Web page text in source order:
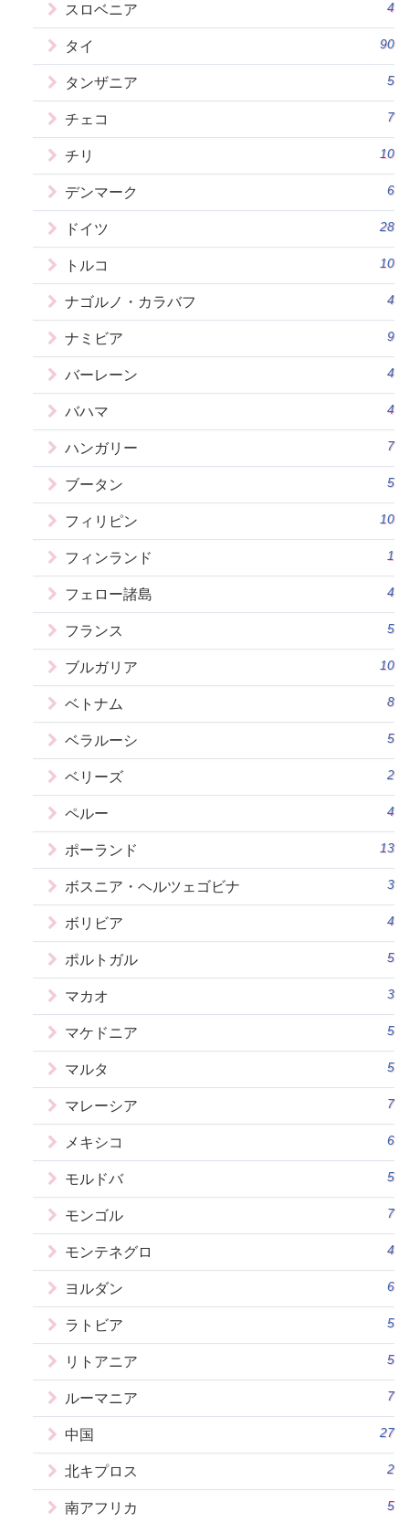
スロベニア 4
タイ 90
タンザニア 5
チェコ 7
チリ 10
デンマーク 6
ドイツ 28
トルコ 10
ナゴルノ・カラバフ 4
ナミビア 9
バーレーン 4
バハマ 4
ハンガリー 7
ブータン 5
フィリピン 10
フィンランド 1
フェロー諸島 4
フランス 5
ブルガリア 10
ベトナム 8
ベラルーシ 5
ベリーズ 2
ペルー 4
ポーランド 13
ボスニア・ヘルツェゴビナ 3
ボリビア 4
ポルトガル 5
マカオ 3
マケドニア 5
マルタ 5
マレーシア 7
メキシコ 6
モルドバ 5
モンゴル 7
モンテネグロ 4
ヨルダン 6
ラトビア 5
リトアニア 5
ルーマニア 7
中国 27
北キプロス 2
南アフリカ 5